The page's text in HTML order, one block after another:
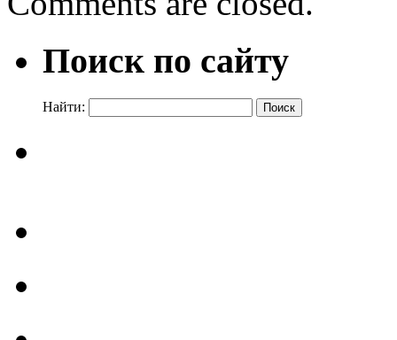
Поиск по сайту
Найти: